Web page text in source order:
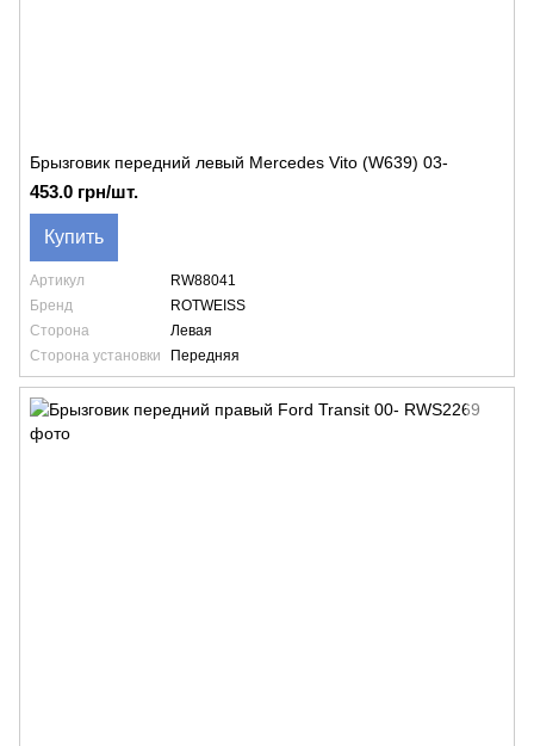
Брызговик передний левый Mercedes Vito (W639) 03-
453.0 грн/шт.
Купить
Артикул
RW88041
Бренд
ROTWEISS
Сторона
Левая
Сторона установки
Передняя